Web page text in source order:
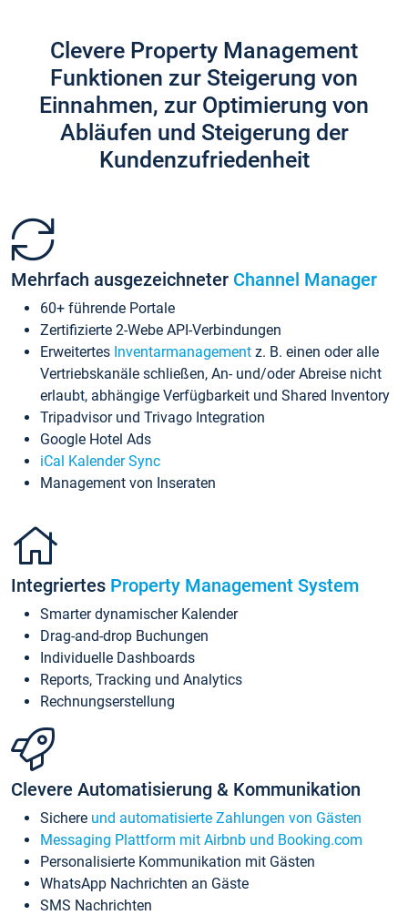
Clevere Property Management
Funktionen zur Steigerung von
Einnahmen, zur Optimierung von
Abläufen und Steigerung der
Kundenzufriedenheit
Mehrfach ausgezeichneter Channel Manager
60+ führende Portale
Zertifizierte 2-Webe API-Verbindungen
Erweitertes Inventarmanagement z. B. einen oder alle
Vertriebskanäle schließen, An- und/oder Abreise nicht
erlaubt, abhängige Verfügbarkeit und Shared Inventory
Tripadvisor und Trivago Integration
Google Hotel Ads
iCal Kalender Sync
Management von Inseraten
Integriertes Property Management System
Smarter dynamischer Kalender
Drag-and-drop Buchungen
Individuelle Dashboards
Reports, Tracking und Analytics
Rechnungserstellung
Clevere Automatisierung & Kommunikation
Sichere und automatisierte Zahlungen von Gästen
Messaging Plattform mit Airbnb und Booking.com
Personalisierte Kommunikation mit Gästen
WhatsApp Nachrichten an Gäste
SMS Nachrichten